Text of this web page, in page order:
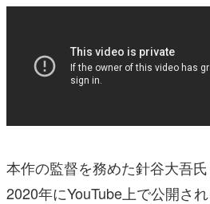
本作の監督を務めた針谷大吾氏
2020年にYouTube上で公開さ